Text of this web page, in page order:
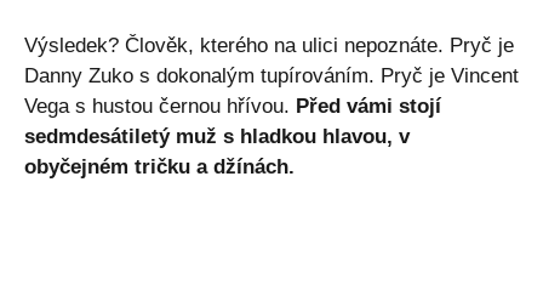
Výsledek? Člověk, kterého na ulici nepoznáte. Pryč je
Danny Zuko s dokonalým tupírováním. Pryč je Vincent
Vega s hustou černou hřívou. Před vámi stojí
sedmdesátiletý muž s hladkou hlavou, v
obyčejném tričku a džínách.